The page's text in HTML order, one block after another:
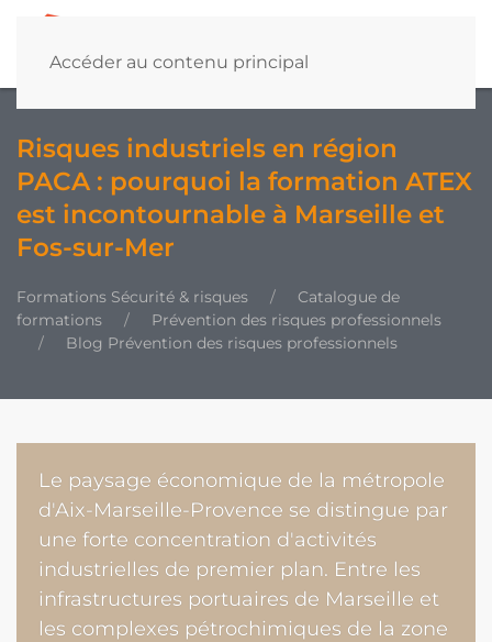
Accéder au contenu principal
Risques industriels en région
PACA : pourquoi la formation ATEX
est incontournable à Marseille et
Fos-sur-Mer
Formations Sécurité & risques
Catalogue de
formations
Prévention des risques professionnels
Blog Prévention des risques professionnels
Le paysage économique de la métropole
d'Aix-Marseille-Provence se distingue par
une forte concentration d'activités
industrielles de premier plan. Entre les
infrastructures portuaires de Marseille et
les complexes pétrochimiques de la zone